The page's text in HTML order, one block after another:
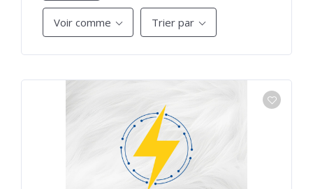
Voir comme Trier par